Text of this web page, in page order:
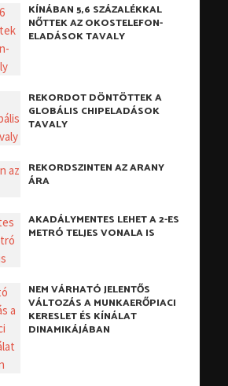
KÍNÁBAN 5,6 SZÁZALÉKKAL
NŐTTEK AZ OKOSTELEFON-
ELADÁSOK TAVALY
REKORDOT DÖNTÖTTEK A
GLOBÁLIS CHIPELADÁSOK
TAVALY
REKORDSZINTEN AZ ARANY
ÁRA
AKADÁLYMENTES LEHET A 2-ES
METRÓ TELJES VONALA IS
NEM VÁRHATÓ JELENTŐS
VÁLTOZÁS A MUNKAERŐPIACI
KERESLET ÉS KÍNÁLAT
DINAMIKÁJÁBAN